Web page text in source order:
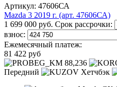
Артикул: 47606СА
Mazda 3 2019 г. (арт. 47606СА)
1 699 000 руб. Срок рассрочки:
взнос:
Ежемесячный платеж:
81 422 руб
88,236
Передний
Хетчбэк